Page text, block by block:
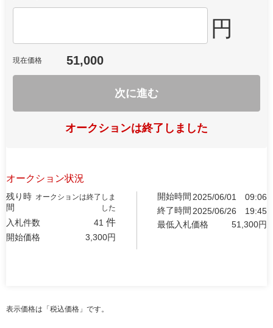
円
現在価格 51,000
次に進む
オークションは終了しました
オークション状況
残り時
間
オークションは終了しま
した
入札件数 41 件
開始価格 3,300円
開始時間 2025/06/01
09:06
終了時間 2025/06/26
19:45
最低入札価格
51,300円
表示価格は「税込価格」です。